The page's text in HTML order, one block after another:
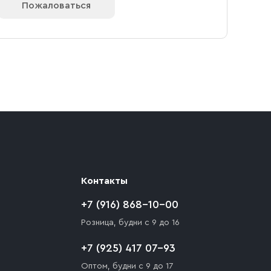
— 1 000 ₽. При заказе от 10 000 ₽
товара и не нарушает правила
Вашей организации.
Пожаловаться
Контакты
+7 (916) 868-10-00
Розница, будни с 9 до 16
+7 (925) 417 07-93
Оптом, будни с 9 до 17